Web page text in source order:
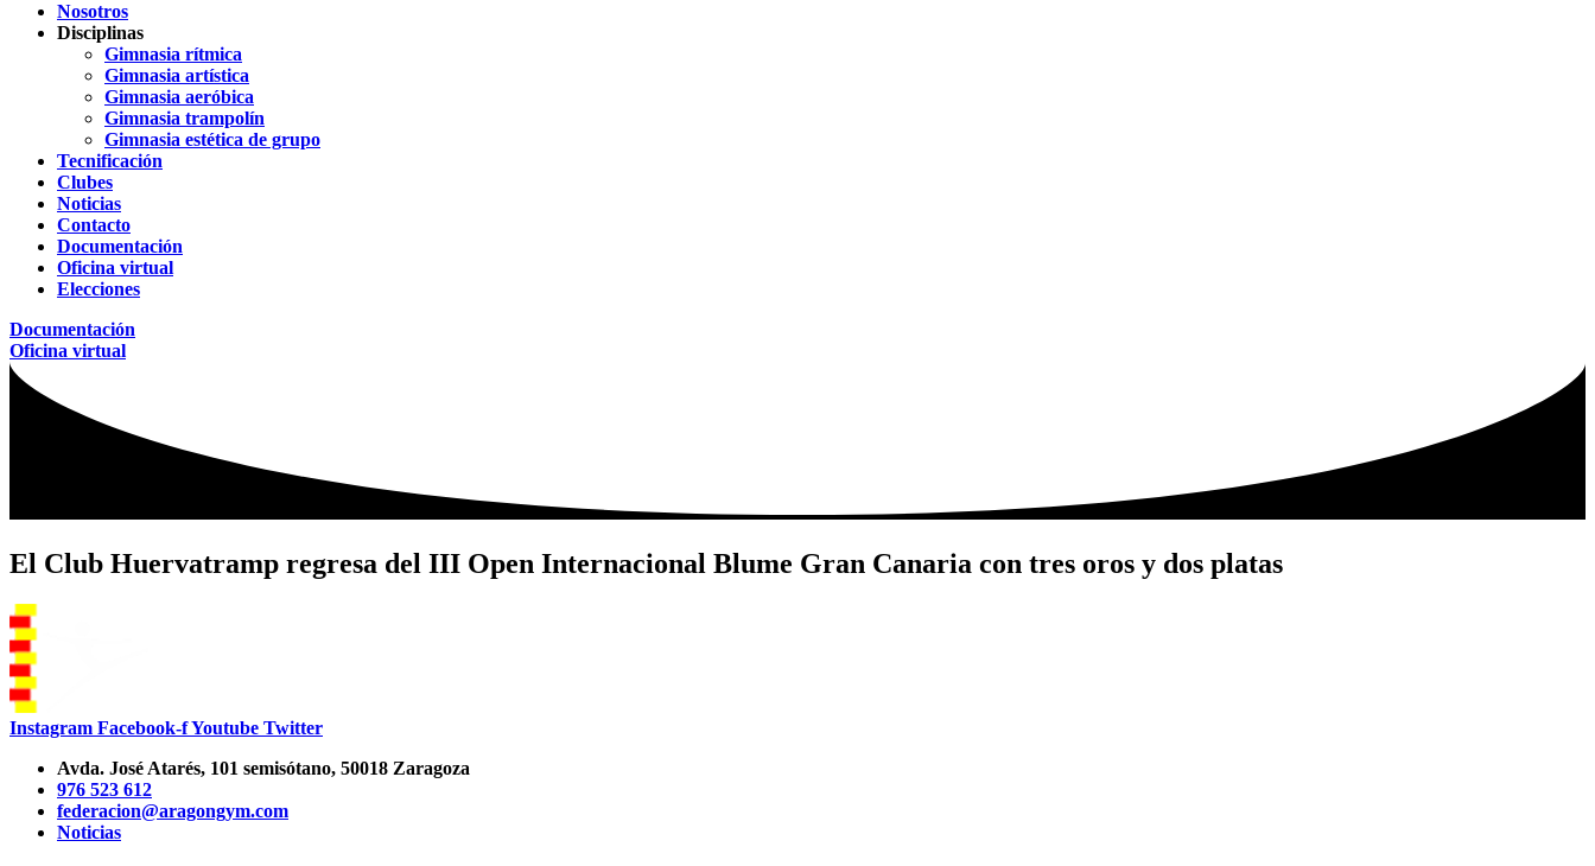
Nosotros
Disciplinas
Gimnasia rítmica
Gimnasia artística
Gimnasia aeróbica
Gimnasia trampolín
Gimnasia estética de grupo
Tecnificación
Clubes
Noticias
Contacto
Documentación
Oficina virtual
Elecciones
Documentación
Oficina virtual
El Club Huervatramp regresa del III Open Internacional Blume Gran Canaria con tres oros y dos platas
Instagram Facebook-fYoutube Twitter
Avda. José Atarés, 101 semisótano, 50018 Zaragoza
976 523 612
federacion@aragongym.com
Noticias